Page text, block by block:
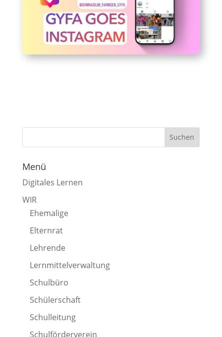
Menü
Digitales Lernen
WIR
Ehemalige
Elternrat
Lehrende
Lernmittelverwaltung
Schulbüro
Schülerschaft
Schulleitung
Schulförderverein